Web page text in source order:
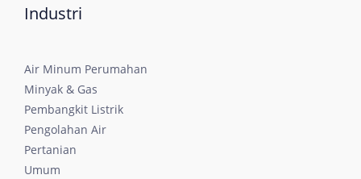
Industri
Air Minum Perumahan
Minyak & Gas
Pembangkit Listrik
Pengolahan Air
Pertanian
Umum